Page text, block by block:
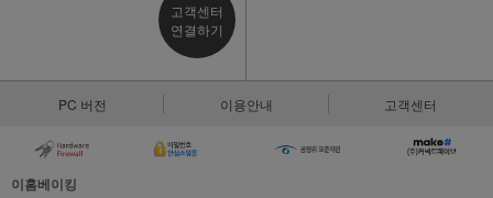
고객센터
연결하기
PC 버전 이용안내 고객센터
이홈베이킹